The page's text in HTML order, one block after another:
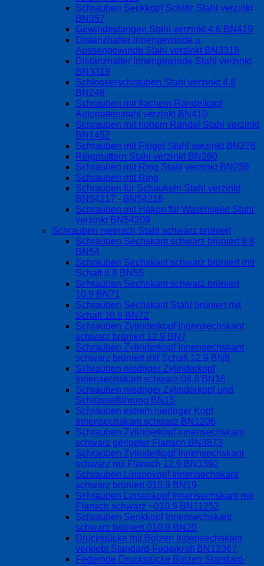
Schrauben Senkkopf Schlitz Stahl verzinkt
BN357
Gewindestangen Stahl verzinkt 4.6 BN419
Distanzhalter Innengewinde u
Aussengewinde Stahl verzinkt BN3318
Distanzhalter Innengewinde Stahl verzinkt
BN3319
Schlosserschrauben Stahl verzinkt 4.6
BN248
Schrauben mit flachem Rändelkopf
Automatenstahl verzinkt BN410
Schrauben mit hohem Rändel Stahl verzinkt
BN1452
Schrauben mit Flügel Stahl verzinkt BN276
Ringmuttern Stahl verzinkt BN260
Schrauben mit Ring Stahl verzinkt BN258
Schrauben mit Ring
Schrauben für Schaukeln Stahl verzinkt
BN54217 - BN54216
Schrauben mit Haken für Waschseile Stahl
verzinkt BN54209
Schrauben metrisch Stahl schwarz brüniert
Schrauben Sechskant schwarz brüniert 8.8
BN54
Schrauben Sechskant schwarz brüniert mit
Schaft 8.8 BN55
Schrauben Sechskant schwarz brüniert
10.9 BN71
Schrauben Sechskant Stahl brüniert mit
Schaft 10.9 BN72
Schrauben Zylinderkopf Innensechskant
schwarz brüniert 12.9 BN7
Schrauben Zylinderkopf Innensechskant
schwarz brüniert mit Schaft 12.9 BN8
Schrauben niedriger Zylinderkopf
Innensechskant schwarz 08.8 BN16
Schrauben niedriger Zylinderkopf und
Schlüsselführung BN15
Schrauben extrem niedriger Kopf
Innensechskant schwarz BN1206
Schrauben Zylinderkopf innensechskant
schwarz gerippter Flansch BN3873
Schrauben Zylinderkopf Innensechskant
schwarz mit Flansch 12.9 BN1392
Schrauben Linsenkopf Innensechskant
schwarz brüniert 010.9 BN19
Schrauben Linsenkopf Innensechskant mit
Flansch schwarz ~010.9 BN11252
Schrauben Senkkopf Innensechskant
schwarz brüniert 010.9 BN20
Druckstücke mit Bolzen Innensechskant
verklebt Standard-Federkraft BN13367
Federnde Druckstücke Bolzen Standard-